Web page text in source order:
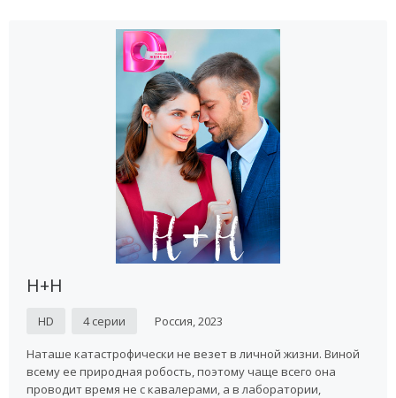
Н+Н
HD 4 серии Россия, 2023
Наташе катастрофически не везет в личной жизни. Виной
всему ее природная робость, поэтому чаще всего она
проводит время не с кавалерами, а в лаборатории,